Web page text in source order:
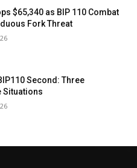
$65,340 as BIP 110 Combat
Fork Threat
Second: Three
Situations